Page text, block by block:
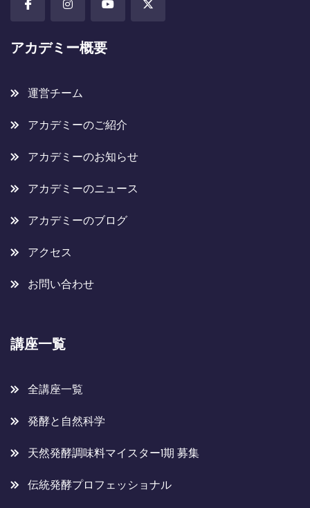
アカデミー概要
運営チーム
アカデミーのご紹介
アカデミーのお知らせ
アカデミーのニュース
アカデミーのブログ
アクセス
お問い合わせ
講座一覧
全講座一覧
発酵と自然科学
天然発酵調味料マイスター1期 募集
伝統発酵プロフェッショナル